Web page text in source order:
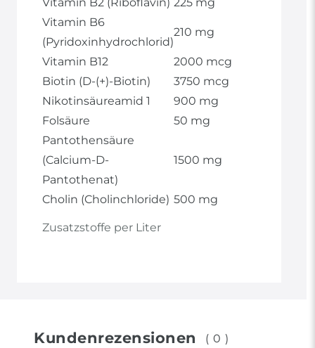
Zusatzstoffe per Liter
Vitamin B6
(Pyridoxinhydrochlorid)
210 mg
Vitamin B12
2000 mcg
Biotin (D-(+)-Biotin)
3750 mcg
Nikotinsäureamid 1
900 mg
Folsäure
50 mg
Pantothensäure
(Calcium-D-
Pantothenat)
1500 mg
Cholin (Cholinchloride) 500 mg
Kundenrezensionen (0)